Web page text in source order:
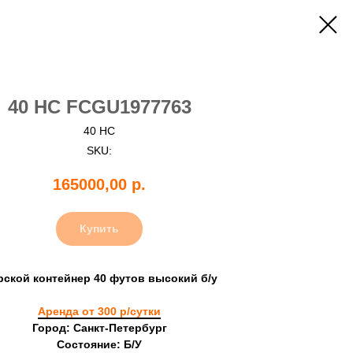
40 HC FCGU1977763
40 HC
SKU:
165000,00 р.
Купить
контейнер 40 футов высокий б/у
Аренда от 300 р/сутки
Город: Санкт-Петербург
Состояние: Б/У